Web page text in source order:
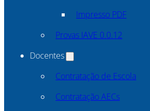
Impresso PDF
Provas IAVE 0.0.12
Docentes
Contratação de Escola
Contratação AECs